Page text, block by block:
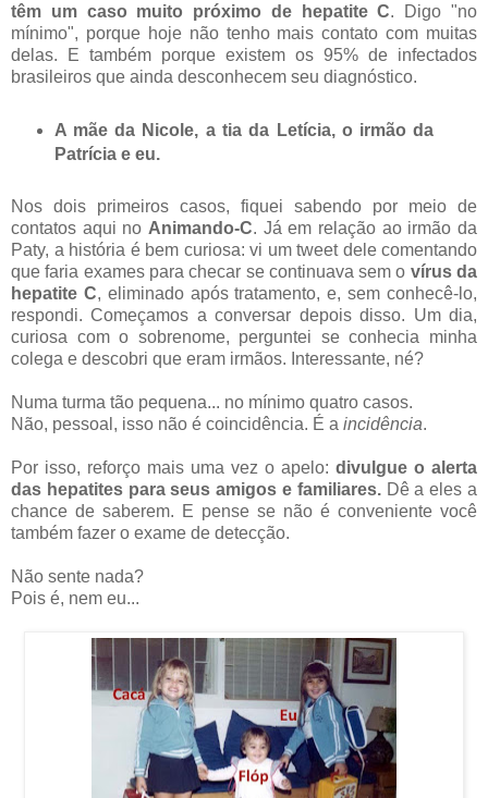
têm um caso muito próximo de hepatite C. Digo "no
mínimo", porque hoje não tenho mais contato com muitas
delas. E também porque existem os 95% de infectados
brasileiros que ainda desconhecem seu diagnóstico.
A mãe da Nicole, a tia da Letícia, o irmão da
Patrícia e eu.
Nos dois primeiros casos, fiquei sabendo por meio de
contatos aqui no Animando-C. Já em relação ao irmão da
Paty, a história é bem curiosa: vi um tweet dele comentando
que faria exames para checar se continuava sem o vírus da
hepatite C, eliminado após tratamento, e, sem conhecê-lo,
respondi. Começamos a conversar depois disso. Um dia,
curiosa com o sobrenome, perguntei se conhecia minha
colega e descobri que eram irmãos. Interessante, né?
Numa turma tão pequena... no mínimo quatro casos.
Não, pessoal, isso não é coincidência. É a incidência.
Por isso, reforço mais uma vez o apelo: divulgue o alerta
das hepatites para seus amigos e familiares.Dê a eles a
chance de saberem. E pense se não é conveniente você
também fazer o exame de detecção.
Não sente nada?
Pois é, nem eu...